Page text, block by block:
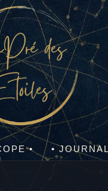
• •